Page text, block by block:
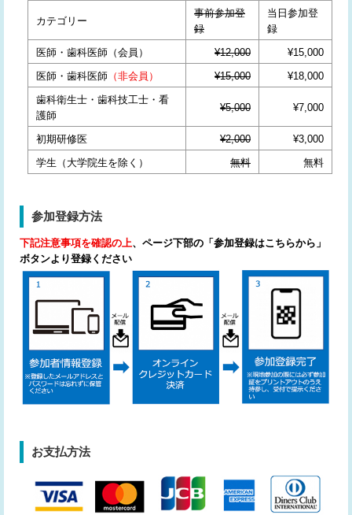
会場へのアクセス
日本顎顔面インプラント学会
カテゴリー
事前参加登
録
当日参加登
録
医師・歯科医師（会員）
¥12,000
¥15,000
医師・歯科医師 （非会員） ¥15,000
¥18,000
歯科衛生⼠・歯科技⼯⼠・看
護師
¥5,000 ¥7,000
初期研修医 ¥2,000
¥3,000
学生（大学院生を除く）
無料 無料
参加登録方法
下記注意事項を確認の上、ページ下部の「参加登録はこちらから」
ボタンより登録ください
お支払方法